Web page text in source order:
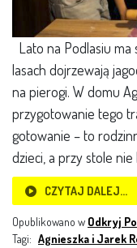
Lato na Podlasiu
lasach dojrzewają
na pierogi. W domu
przygotowanie tego
gotowanie – to
dzieci, a przy stole
CZYTAJ DALEJ…
Opublikowano w Odkryj
Tagi: Agnieszka i Jarek